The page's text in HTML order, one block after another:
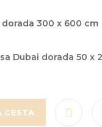
300 x 600 cm
Dubai dorada 50 x
CESTA